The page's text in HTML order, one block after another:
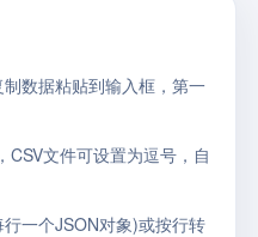
制数据粘贴到输入框，第一
CSV文件可设置为逗号，自
行一个JSON对象)或按行转